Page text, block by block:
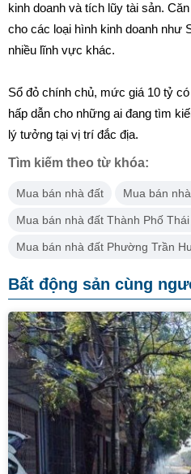
kinh doanh và tích lũy tài sản.
cho các loại hình kinh doanh như
nhiều lĩnh vực khác.
Sổ đỏ chính chủ, mức giá 10 tỷ
hấp dẫn cho những ai đang tìm
lý tưởng tại vị trí đắc địa.
Tìm kiếm theo từ khóa:
Mua bán nhà đất Mua bán
Mua bán nhà đất Thành Phố
Mua bán nhà đất Phường Trần
Bất động sản cùng